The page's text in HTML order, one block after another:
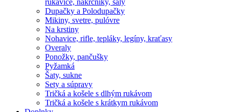
rukavice, nákrčníky, šály
Dupačky a Polodupačky
Mikiny, svetre, pulóvre
Na krstiny
Nohavice, rifle, tepláky, legíny, kraťasy
Overaly
Ponožky, pančušky
Pyžamká
Šaty, sukne
Sety a súpravy
Tričká a košele s dlhým rukávom
Tričká a košele s krátkym rukávom